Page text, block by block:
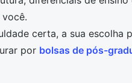
certa, a sua
por bolsas de pós-